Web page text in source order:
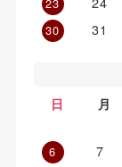
23
30
31
日
月
6
7